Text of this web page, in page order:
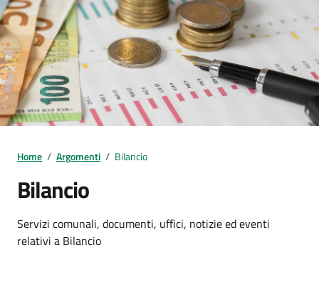
Home / Argomenti / Bilancio
Bilancio
Dettagli dell'argomento
Servizi comunali, documenti, uffici, notizie ed eventi
relativi a Bilancio